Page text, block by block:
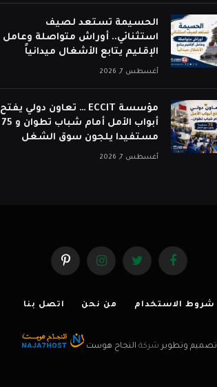
الحسيمة تستعد لصيف
استثنائي.. أوراش متواصلة وعامل
الإقليم يتابع الأشغال ميدانياً
أغسطس 7, 2026
مؤسسة ECCIT … تعاون دولي يفتح
أبواب الأمل أمام شباب تطوان و 75
مستفيدا يلجون سوق الشغل
أغسطس 7, 2026
فيسبوك تويتر الانستغرامبينتيريست
شروط الاستخدام من نحن اتصل بنا
تصميم وتطوير شركة النجاح هوست